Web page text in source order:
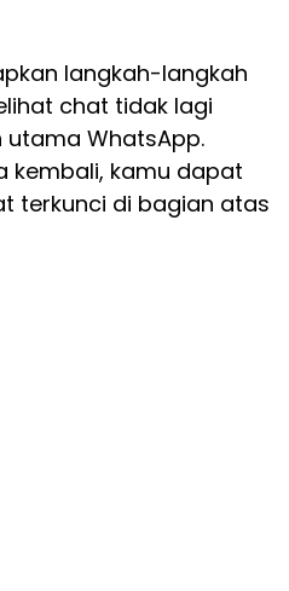
langkah-langkah
chat tidak lagi
WhatsApp.
kembali, kamu dapat
terkunci di bagian atas